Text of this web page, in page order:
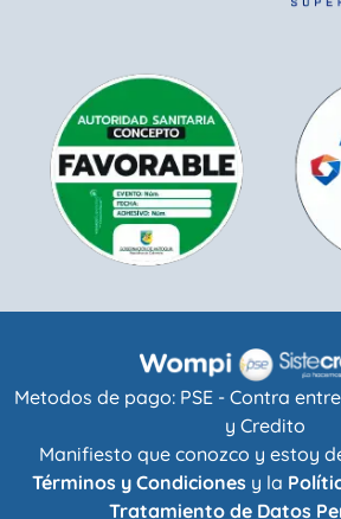
Metodos de pago: PSE - Contra
y Credito
Manifiesto que conozco y estoy
Términos y Condicionesy la
Tratamiento de Datos